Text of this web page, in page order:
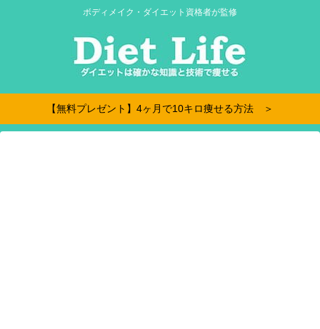
ボディメイク・ダイエット資格者が監修
【無料プレゼント】4ヶ月で10キロ痩せる方法 ＞